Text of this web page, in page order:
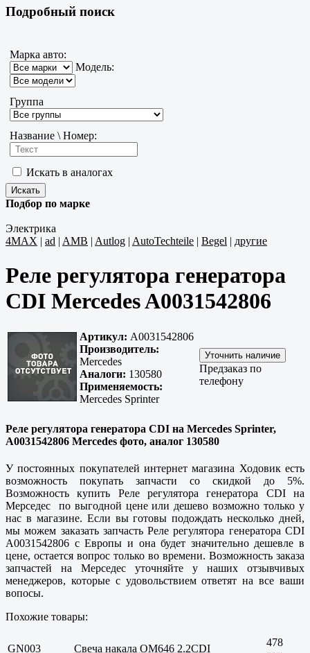
Подробный поиск
Марка авто:
Модель:
Группа
Название \ Номер:
Искать в аналогах
Подбор по марке
Электрика
4MAX | ad | AMB | Autlog | AutoTechteile | Begel | другие
Реле регулятора генератора
CDI Mercedes A0031542806
Артикул: A0031542806
Производитель:
Mercedes
Аналоги: 130580
Применяемость:
Mercedes Sprinter
Предзаказ по
телефону
Реле регулятора генератора CDI на Mercedes Sprinter,
A0031542806 Mercedes фото, аналог 130580
У постоянных покупателей интернет магазина Ходовик есть
возможность покупать запчасти со скидкой до 5%.
Возможность купить Реле регулятора генератора CDI на
Мерседес по выгодной цене или дешево возможно только у
нас в магазине. Если вы готовы подождать несколько дней,
мы можем заказать запчасть Реле регулятора генератора CDI
A0031542806 с Европы и она будет значительно дешевле в
цене, остается вопрос только во времени. Возможность заказа
запчастей на Мерседес уточняйте у наших отзывчивых
менеджеров, которые с удовольствием ответят на все ваши
вопосы.
Похожие товары:
GN003 Свеча накала OM646 2.2CDI
478